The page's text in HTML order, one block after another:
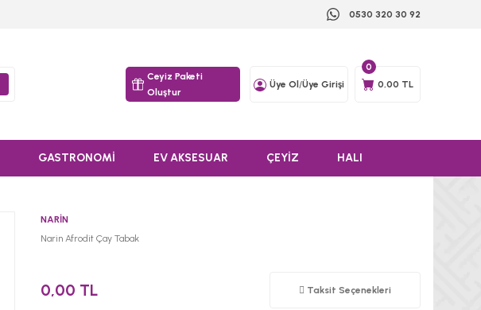
0530 320 30 92
Ceyiz Paketi
Oluştur
Üye Ol /Üye Girişi 0,00 TL
0
GASTRONOMİ EV AKSESUAR ÇEYİZ HALI
NARİN
Narin Afrodit Çay Tabak
0,00 TL Taksit Seçenekleri